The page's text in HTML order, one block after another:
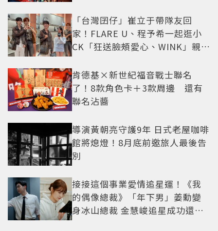
「台灣囝仔」崔立于帶隊友回
家！FLARE U、程予希一起逛小
CK「狂送臉頰愛心、WINK」親曝
肯德基×新世紀福音戰士聯名
了！8款角色卡＋3款周邊 還有
聯名沾醬
導演黃朝亮守護9年 日式老屋咖啡
館將熄燈！8月底前邀旅人最後告
別
接接這個事業愛情追星運！《我
的偶像總裁》「年下男」姜勳變
身冰山總裁 金慧峻追星成功還偶